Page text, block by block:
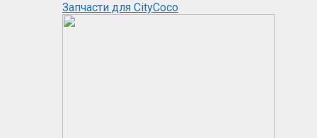
Запчасти для CityCoco